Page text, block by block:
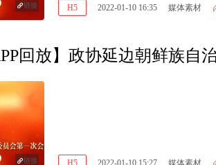
链接 H5 2022-01-10 16:35 媒体素材
回放】政协延边朝鲜族自
链接 H5 2022-01-10 15:27 媒体素材